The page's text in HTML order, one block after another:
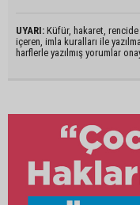
UYARI: Küfür, hakaret, rencide
içeren, imla kuralları ile
harflerle yazılmış yorumlar